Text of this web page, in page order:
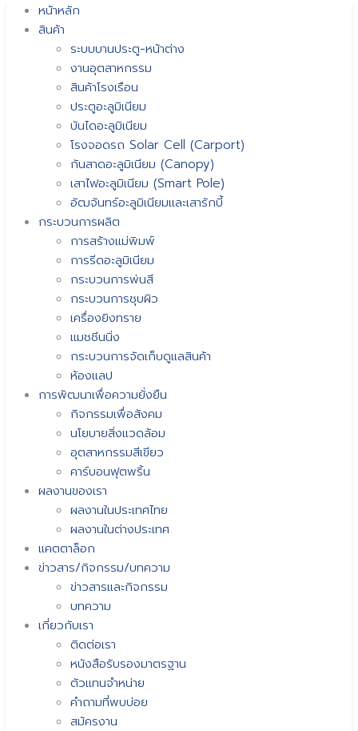
หน้าหลัก
สินค้า
ระบบบานประตู-หน้าต่าง
งานอุตสาหกรรม
สินค้าโรงเรือน
ประตูอะลูมิเนียม
บันไดอะลูมิเนียม
โรงจอดรถ Solar Cell (Carport)
กันสาดอะลูมิเนียม (Canopy)
เสาไฟอะลูมิเนียม (Smart Pole)
อัฒจันทร์อะลูมิเนียมและเสารักบี้
กระบวนการผลิต
การสร้างแม่พิมพ์
การรีดอะลูมิเนียม
กระบวนการพ่นสี
กระบวนการชุบผิว
เครื่องยิงทราย
แมชชีนนิ่ง
กระบวนการจัดเก็บดูแลสินค้า
ห้องแลป
การพัฒนาเพื่อความยั่งยืน
กิจกรรมเพื่อสังคม
นโยบายสิ่งแวดล้อม
อุตสาหกรรมสีเขียว
คาร์บอนฟุตพริ้น
ผลงานของเรา
ผลงานในประเทศไทย
ผลงานในต่างประเทศ
แคตตาล็อก
ข่าวสาร/กิจกรรม/บทความ
ข่าวสารและกิจกรรม
บทความ
เกี่ยวกับเรา
ติดต่อเรา
หนังสือรับรองมาตรฐาน
ตัวแทนจำหน่าย
คำถามที่พบบ่อย
สมัครงาน